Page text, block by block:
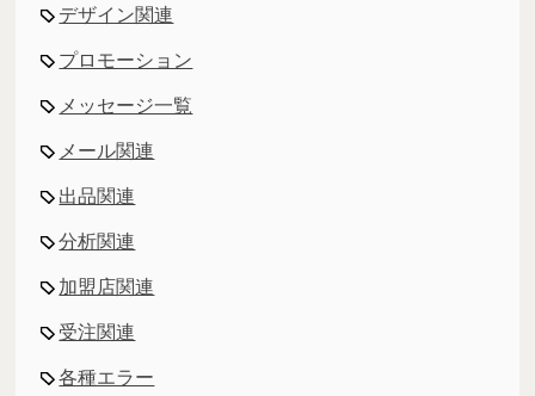
デザイン関連
プロモーション
メッセージ一覧
メール関連
出品関連
分析関連
加盟店関連
受注関連
各種エラー